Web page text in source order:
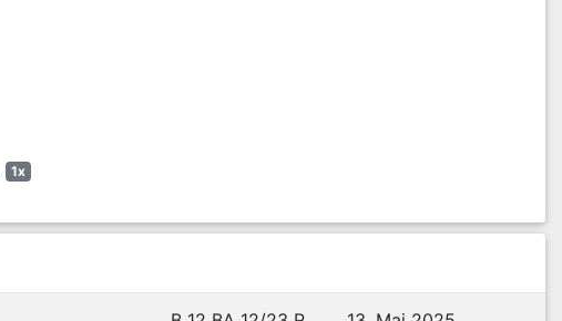
1x